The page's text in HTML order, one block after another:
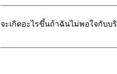
เพียงดาวน์โหลดแอป คลิกเชื่อมต่อ แล้
จะเกิดอะไรขึ้นถ้าฉันไม่พอใจกับบ
เรามีการรับประกันคืนเงินภายใน 30